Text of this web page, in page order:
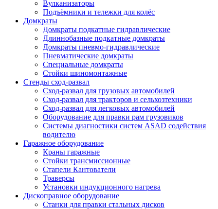
Вулканизаторы
Подъёмники и тележки для колёс
Домкраты
Домкраты подкатные гидравлические
Длиннобазные подкатные домкраты
Домкраты пневмо-гидравлические
Пневматические домкраты
Специальные домкраты
Стойки шиномонтажные
Стенды сход-развал
Сход-развал для грузовых автомобилей
Сход-развал для тракторов и сельхозтехники
Сход-развал для легковых автомобилей
Оборудование для правки рам грузовиков
Системы диагностики систем ASAD содействия
водителю
Гаражное оборудование
Краны гаражные
Стойки трансмиссионные
Стапели Кантователи
Траверсы
Установки индукционного нагрева
Дископравное оборудование
Станки для правки стальных дисков